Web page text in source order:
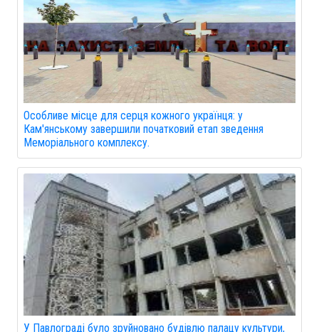
Особливе місце для серця кожного українця: у
Кам'янському завершили початковий етап зведення
Меморіального комплексу.
У Павлограді було зруйновано будівлю палацу культури,